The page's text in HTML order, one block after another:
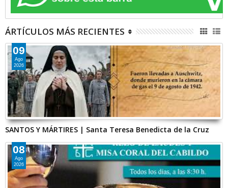
ÁRTÍCULOS MÁS RECIENTES
SANTOS Y MÁRTIRES | Santa Teresa Benedicta de la Cruz
09
Ago
2026
08
Ago
2026